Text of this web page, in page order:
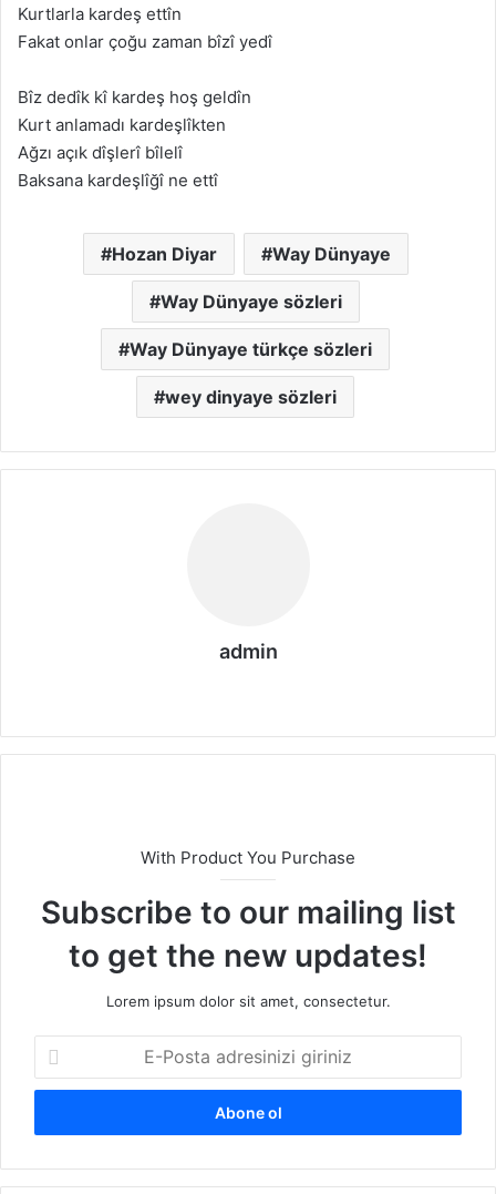
Kurtlarla kardeş ettîn
Fakat onlar çoğu zaman bîzî yedî
Bîz dedîk kî kardeş hoş geldîn
Kurt anlamadı kardeşlîkten
Ağzı açık dîşlerî bîlelî
Baksana kardeşlîğî ne ettî
Hozan Diyar Way Dünyaye
Way Dünyaye sözleri
Way Dünyaye türkçe sözleri
wey dinyaye sözleri
admin
sit
With Product You Purchase
Subscribe to our mailing list
to get the new updates!
Lorem ipsum dolor sit amet, consectetur.
P
s
a